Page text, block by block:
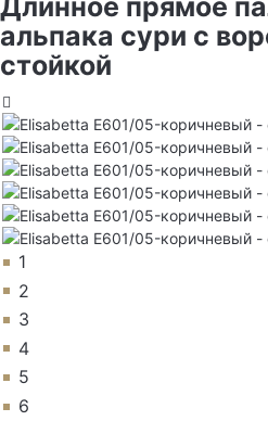
Длинное прямое
альпака сури с
стойкой
1
2
3
4
5
6